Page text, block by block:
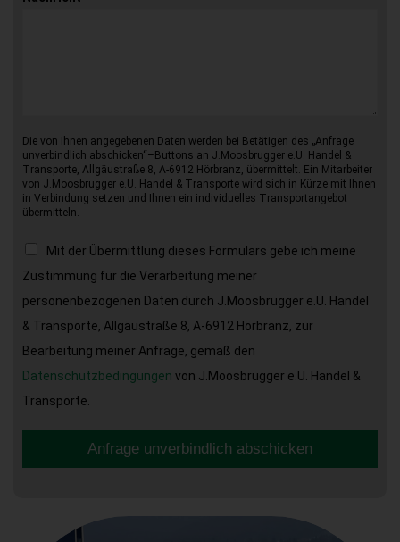
Die von Ihnen angegebenen Daten werden bei Betätigen des „Anfrage
unverbindlich abschicken“–Buttons an J.Moosbrugger e.U. Handel &
Transporte, Allgäustraße 8, A-6912 Hörbranz, übermittelt. Ein Mitarbeiter
von J.Moosbrugger e.U. Handel & Transporte wird sich in Kürze mit Ihnen
in Verbindung setzen und Ihnen ein individuelles Transportangebot
übermitteln.
Mit der Übermittlung dieses Formulars gebe ich meine
Zustimmung für die Verarbeitung meiner
personenbezogenen Daten durch J.Moosbrugger e.U. Handel
& Transporte, Allgäustraße 8, A-6912 Hörbranz, zur
Bearbeitung meiner Anfrage, gemäß den
Datenschutzbedingungen von J.Moosbrugger e.U. Handel &
Transporte.
Anfrage unverbindlich abschicken